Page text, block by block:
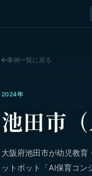
事例一覧に戻る
2024年
池田市
大阪府池田市が幼児教育
ットボット「AI保育コ